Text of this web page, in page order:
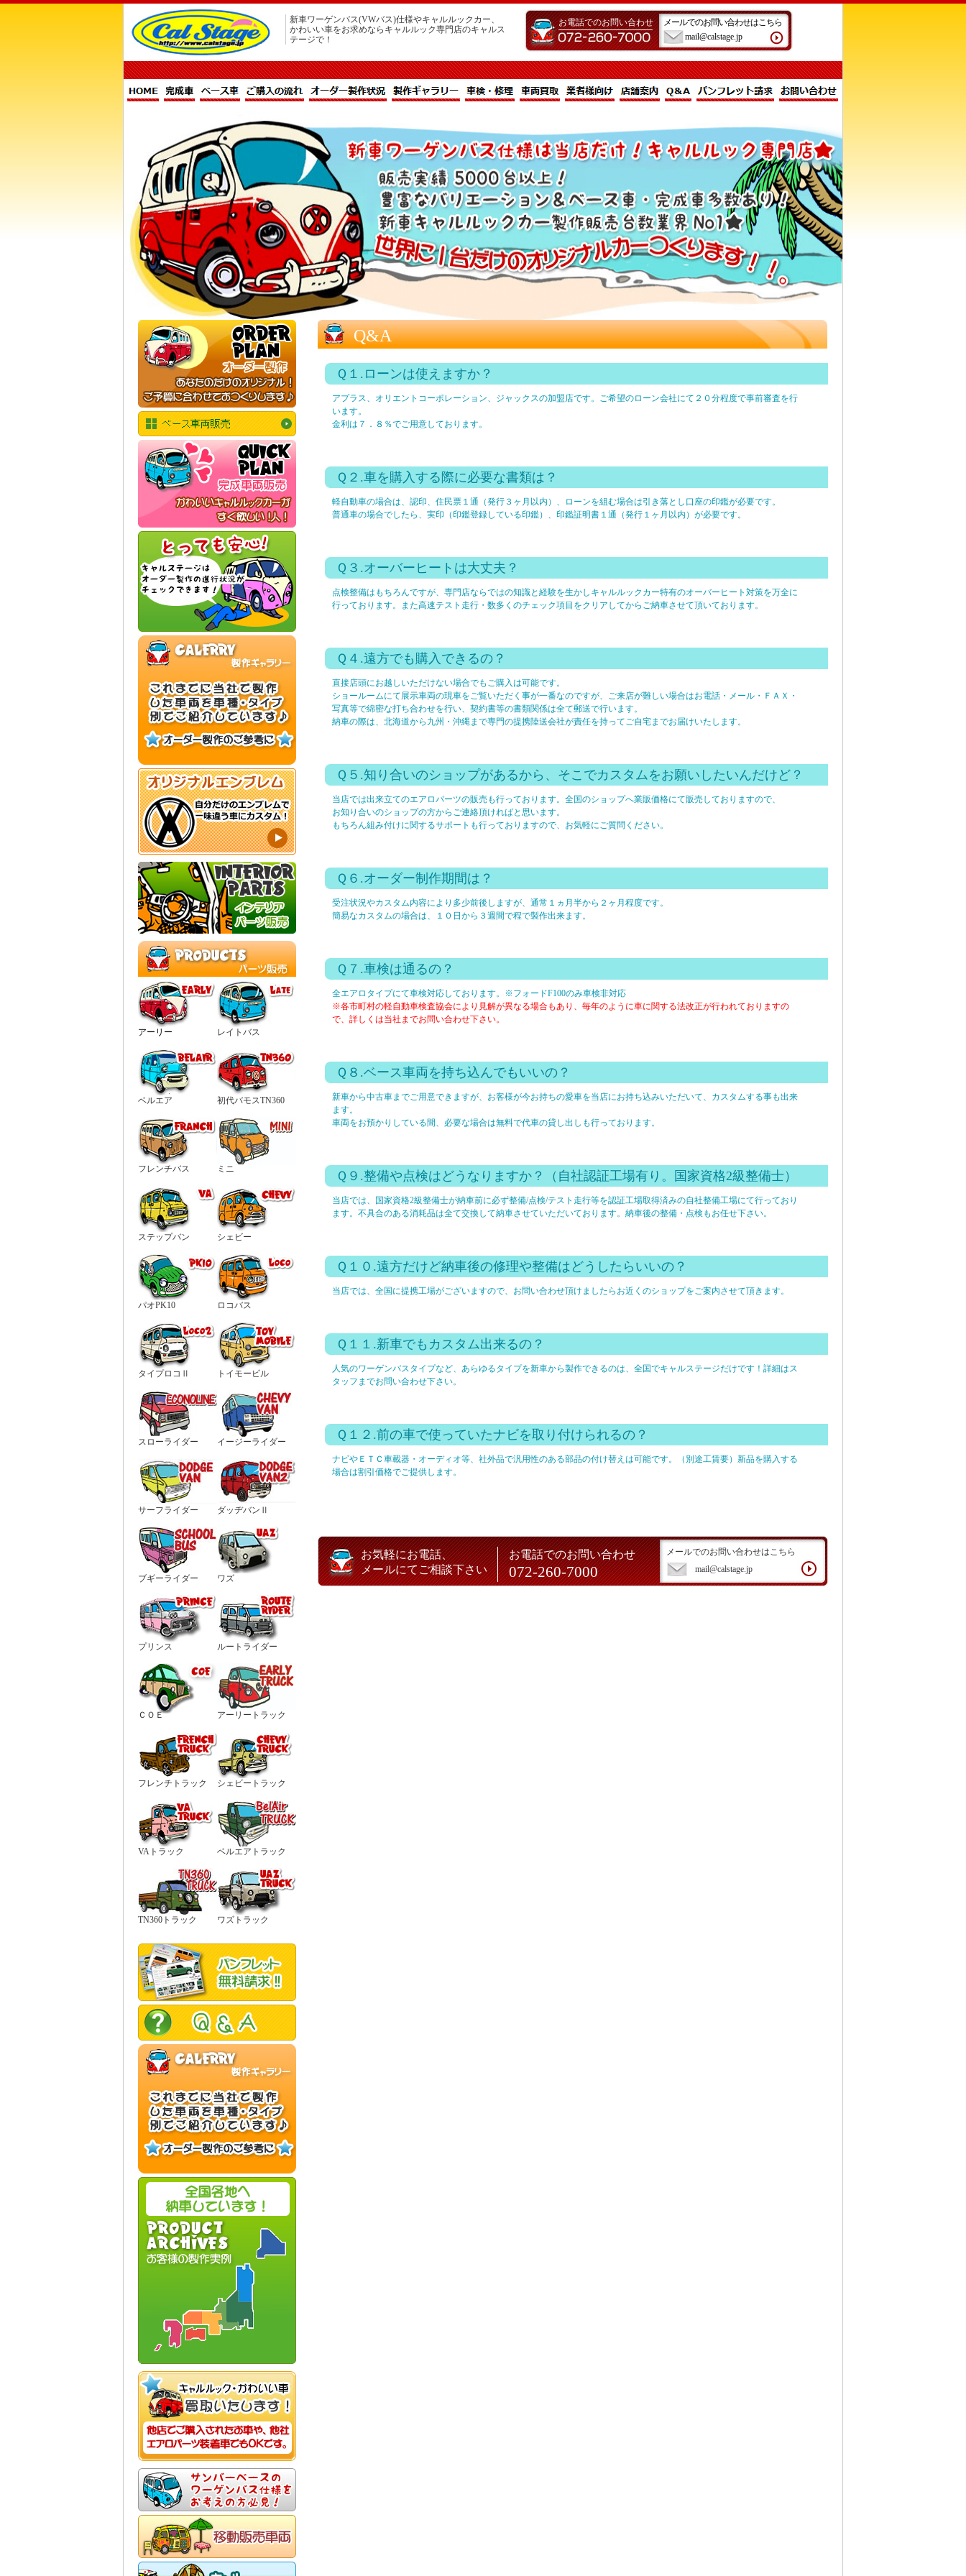
新車ワーゲンバス(VWバス)仕様やキャルルックカー、
かわいい車をお求めならキャルルック専門店のキャルス
テージで！
お電話でのお問い合わせ
メールでのお問い合わせはこちら
mail@calstage.jp
アーリー レイトバス
ベルエア 初代バモスTN360
フレンチバス ミニ
ステップバン シェビー
パオPK10 ロコバス
タイプロコⅡ トイモービル
スローライダー イージーライダー
サーフライダー ダッヂバンⅡ
ブギーライダー ワズ
プリンス ルートライダー
ＣＯＥ アーリートラック
フレンチトラック シェビートラック
VAトラック ベルエアトラック
TN360トラック ワズトラック
Q&A
Ｑ１.ローンは使えますか？
アプラス、オリエントコーポレーション、ジャックスの加盟店です。ご希望のローン会社にて２０分程度で事前審査を行
います。
金利は７．８％でご用意しております。
Ｑ２.車を購入する際に必要な書類は？
軽自動車の場合は、認印、住民票１通（発行３ヶ月以内）、ローンを組む場合は引き落とし口座の印鑑が必要です。
普通車の場合でしたら、実印（印鑑登録している印鑑）、印鑑証明書１通（発行１ヶ月以内）が必要です。
Ｑ３.オーバーヒートは大丈夫？
点検整備はもちろんですが、専門店ならではの知識と経験を生かしキャルルックカー特有のオーバーヒート対策を万全に
行っております。また高速テスト走行・数多くのチェック項目をクリアしてからご納車させて頂いております。
Ｑ４.遠方でも購入できるの？
直接店頭にお越しいただけない場合でもご購入は可能です。
ショールームにて展示車両の現車をご覧いただく事が一番なのですが、ご来店が難しい場合はお電話・メール・ＦＡＸ・
写真等で綿密な打ち合わせを行い、契約書等の書類関係は全て郵送で行います。
納車の際は、北海道から九州・沖縄まで専門の提携陸送会社が責任を持ってご自宅までお届けいたします。
Ｑ５.知り合いのショップがあるから、そこでカスタムをお願いしたいんだけど？
当店では出来立てのエアロパーツの販売も行っております。全国のショップへ業販価格にて販売しておりますので、
お知り合いのショップの方からご連絡頂ければと思います。
もちろん組み付けに関するサポートも行っておりますので、お気軽にご質問ください。
Ｑ６.オーダー制作期間は？
受注状況やカスタム内容により多少前後しますが、通常１ヵ月半から２ヶ月程度です。
簡易なカスタムの場合は、１０日から３週間で程で製作出来ます。
Ｑ７.車検は通るの？
全エアロタイプにて車検対応しております。※フォードF100のみ車検非対応
※各市町村の軽自動車検査協会により見解が異なる場合もあり、毎年のように車に関する法改正が行われておりますの
で、詳しくは当社までお問い合わせ下さい。
Ｑ８.ベース車両を持ち込んでもいいの？
新車から中古車までご用意できますが、お客様が今お持ちの愛車を当店にお持ち込みいただいて、カスタムする事も出来
ます。
車両をお預かりしている間、必要な場合は無料で代車の貸し出しも行っております。
Ｑ９.整備や点検はどうなりますか？（自社認証工場有り。国家資格2級整備士）
当店では、国家資格2級整備士が納車前に必ず整備/点検/テスト走行等を認証工場取得済みの自社整備工場にて行っており
ます。不具合のある消耗品は全て交換して納車させていただいております。納車後の整備・点検もお任せ下さい。
Ｑ１０.遠方だけど納車後の修理や整備はどうしたらいいの？
当店では、全国に提携工場がございますので、お問い合わせ頂けましたらお近くのショップをご案内させて頂きます。
Ｑ１１.新車でもカスタム出来るの？
人気のワーゲンバスタイプなど、あらゆるタイプを新車から製作できるのは、全国でキャルステージだけです！詳細はス
タッフまでお問い合わせ下さい。
Ｑ１２.前の車で使っていたナビを取り付けられるの？
ナビやＥＴＣ車載器・オーディオ等、社外品で汎用性のある部品の付け替えは可能です。（別途工賃要）新品を購入する
場合は割引価格でご提供します。
お気軽にお電話、
メールにてご相談下さい
お電話でのお問い合わせ
072-260-7000
メールでのお問い合わせはこちら
mail@calstage.jp